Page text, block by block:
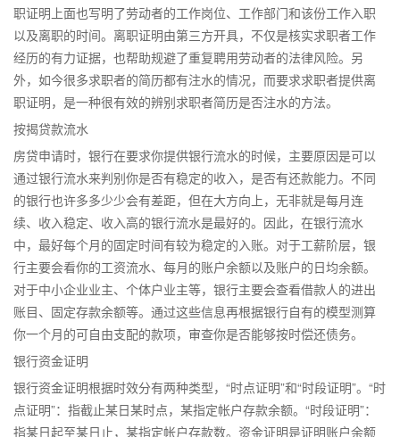
职证明上面也写明了劳动者的工作岗位、工作部门和该份工作入职
以及离职的时间。离职证明由第三方开具，不仅是核实求职者工作
经历的有力证据，也帮助规避了重复聘用劳动者的法律风险。另
外，如今很多求职者的简历都有注水的情况，而要求求职者提供离
职证明，是一种很有效的辨别求职者简历是否注水的方法。
按揭贷款流水
房贷申请时，银行在要求你提供银行流水的时候，主要原因是可以
通过银行流水来判别你是否有稳定的收入，是否有还款能力。不同
的银行也许多多少少会有差距，但在大方向上，无非就是每月连
续、收入稳定、收入高的银行流水是最好的。因此，在银行流水
中，最好每个月的固定时间有较为稳定的入账。对于工薪阶层，银
行主要会看你的工资流水、每月的账户余额以及账户的日均余额。
对于中小企业业主、个体户业主等，银行主要会查看借款人的进出
账目、固定存款余额等。通过这些信息再根据银行自有的模型测算
你一个月的可自由支配的款项，审查你是否能够按时偿还债务。
银行资金证明
银行资金证明根据时效分有两种类型，“时点证明”和“时段证明”。“时
点证明”：指截止某日某时点，某指定帐户存款余额。“时段证明”：
指某日起至某日止，某指定帐户存款数。资金证明是证明账户余额